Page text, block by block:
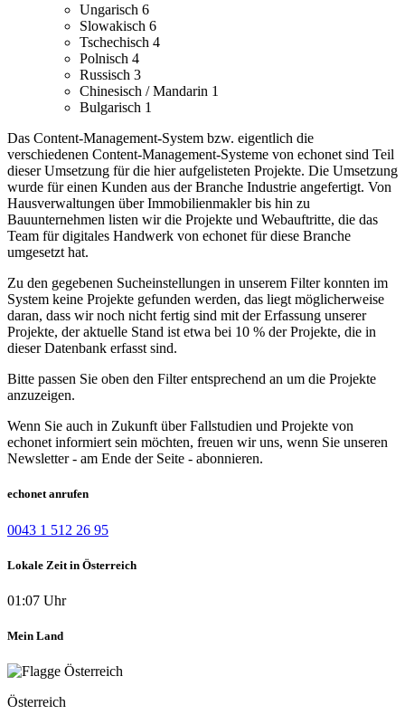
Ungarisch 6
Slowakisch 6
Tschechisch 4
Polnisch 4
Russisch 3
Chinesisch / Mandarin 1
Bulgarisch 1
Das Content-Management-System bzw. eigentlich die
verschiedenen Content-Management-Systeme von echonet sind Teil
dieser Umsetzung für die hier aufgelisteten Projekte. Die Umsetzung
wurde für einen Kunden aus der Branche Industrie angefertigt. Von
Hausverwaltungen über Immobilienmakler bis hin zu
Bauunternehmen listen wir die Projekte und Webauftritte, die das
Team für digitales Handwerk von echonet für diese Branche
umgesetzt hat.
Zu den gegebenen Sucheinstellungen in unserem Filter konnten im
System keine Projekte gefunden werden, das liegt möglicherweise
daran, dass wir noch nicht fertig sind mit der Erfassung unserer
Projekte, der aktuelle Stand ist etwa bei 10 % der Projekte, die in
dieser Datenbank erfasst sind.
Bitte passen Sie oben den Filter entsprechend an um die Projekte
anzuzeigen.
Wenn Sie auch in Zukunft über Fallstudien und Projekte von
echonet informiert sein möchten, freuen wir uns, wenn Sie unseren
Newsletter - am Ende der Seite - abonnieren.
echonet anrufen
0043 1 512 26 95
Lokale Zeit in Österreich
01:07 Uhr
Mein Land
Österreich